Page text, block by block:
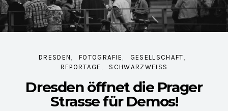
DRESDEN FOTOGRAFIE
GESELLSCHAFT
REPORTAGE
SCHWARZWEISS
Dresden öffnet die Prager
Strasse für Demos!